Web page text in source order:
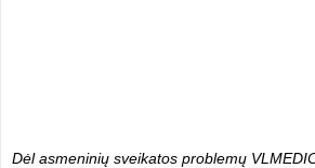
Dėl asmeninių sveikatos problemų